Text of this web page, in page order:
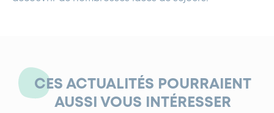
CES ACTUALITÉS POURRAIENT
AUSSI VOUS INTÉRESSER